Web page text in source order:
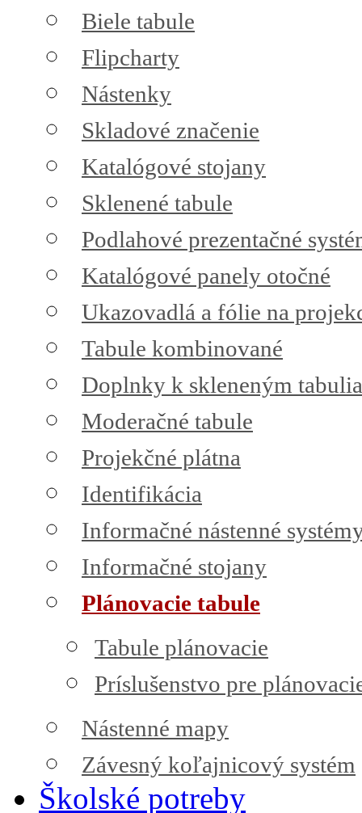
Biele tabule
Flipcharty
Nástenky
Skladové značenie
Katalógové stojany
Sklenené tabule
Podlahové prezentačné
Katalógové panely otočné
Ukazovadlá a fólie na
Tabule kombinované
Doplnky k skleneným
Moderačné tabule
Projekčné plátna
Identifikácia
Informačné nástenné
Informačné stojany
Plánovacie tabule
Tabule plánovacie
Príslušenstvo pre
Nástenné mapy
Závesný koľajnicový systém
Školské potreby